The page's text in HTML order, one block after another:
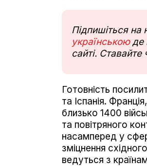
Підпишіться
українськоюде
сайті.
Готовність
та Іспанія.
близько 1400
та повітряного
насамперед у
зміцнення
ведуться з